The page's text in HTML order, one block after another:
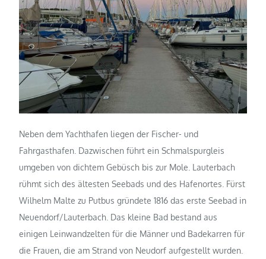
Neben dem Yachthafen liegen der Fischer- und
Fahrgasthafen. Dazwischen führt ein Schmalspurgleis
umgeben von dichtem Gebüsch bis zur Mole. Lauterbach
rühmt sich des ältesten Seebads und des Hafenortes. Fürst
Wilhelm Malte zu Putbus gründete 1816 das erste Seebad in
Neuendorf/Lauterbach. Das kleine Bad bestand aus
einigen Leinwandzelten für die Männer und Badekarren für
die Frauen, die am Strand von Neudorf aufgestellt wurden.